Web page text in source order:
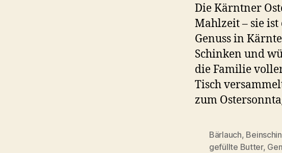
Die Kärntner
Mahlzeit – sie
Genuss in
Schinken und
die Familie
Tisch
zum
Bärlauch,
gefüllte Butter,